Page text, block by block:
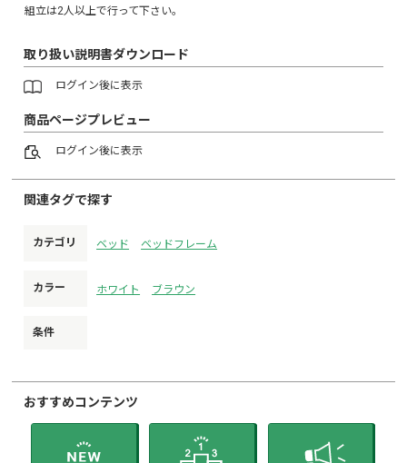
組立は2人以上で行って下さい。
取り扱い説明書ダウンロード
ログイン後に表示
商品ページプレビュー
ログイン後に表示
関連タグで探す
カテゴリ ベッド ベッドフレーム
カラー ホワイト ブラウン
条件
おすすめコンテンツ